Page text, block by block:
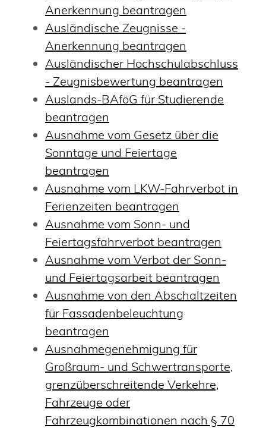
Anerkennung beantragen
Ausländische Zeugnisse -
Anerkennung beantragen
Ausländischer Hochschulabschluss
- Zeugnisbewertung beantragen
Auslands-BAföG für Studierende
beantragen
Ausnahme vom Gesetz über die
Sonntage und Feiertage
beantragen
Ausnahme vom LKW-Fahrverbot in
Ferienzeiten beantragen
Ausnahme vom Sonn- und
Feiertagsfahrverbot beantragen
Ausnahme vom Verbot der Sonn-
und Feiertagsarbeit beantragen
Ausnahme von den Abschaltzeiten
für Fassadenbeleuchtung
beantragen
Ausnahmegenehmigung für
Großraum- und Schwertransporte,
grenzüberschreitende Verkehre,
Fahrzeuge oder
Fahrzeugkombinationen nach § 70